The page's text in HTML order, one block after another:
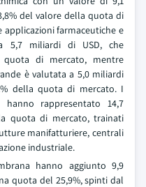
del valore della quota di
farmaceutiche e
5,7 miliardi di USD, che
quota di mercato, mentre
è valutata a 5,0 miliardi
della quota di mercato. I
rappresentato 14,7
quota di mercato, trainati
manifatturiere, centrali
industriale.
hanno aggiunto 9,9
quota del 25,9%, spinti dal